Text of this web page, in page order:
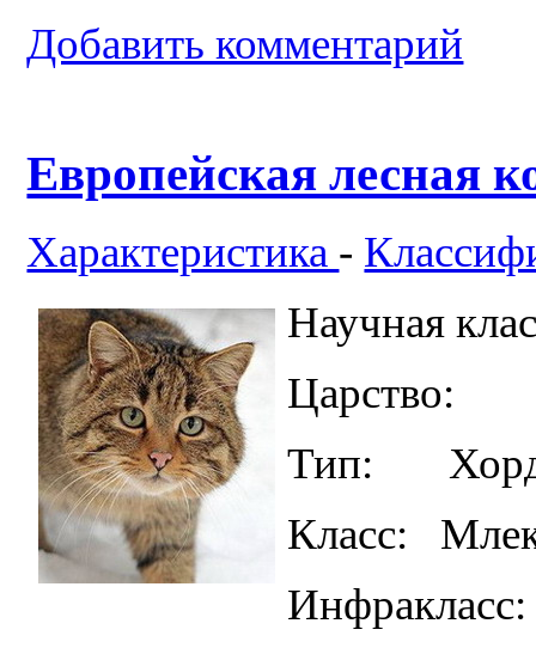
Добавить комментарий
Европейская лесная
Характеристика -
Научная
Тип:
Класс: